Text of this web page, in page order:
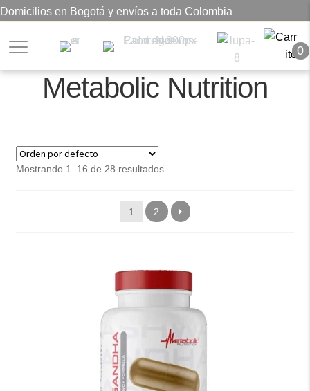
Domicilios en Bogotá y envíos a toda Colombia
0
Metabolic Nutrition
Mostrando 1–16 de 28 resultados
1 2